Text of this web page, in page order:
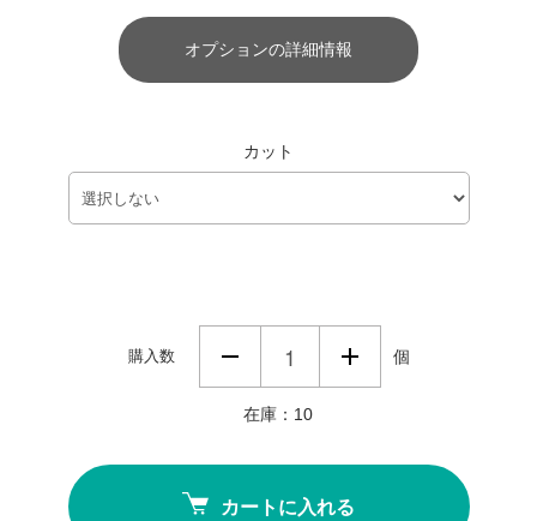
オプションの詳細情報
カット
購入数 個
在庫：10
カートに入れる